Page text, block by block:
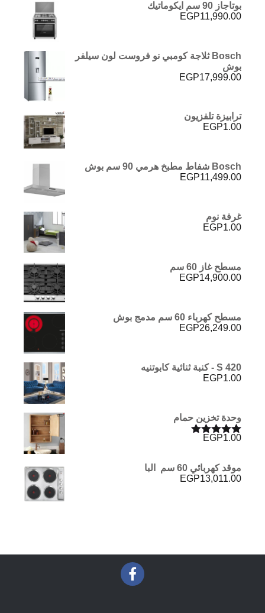
بوتاجاز 90 سم ايكوماتيك
EGP11,990.00
Bosch ثلاجة كومبي نو فروست لون سيلفر
بوش
EGP17,999.00
ترابيزة تلفزيون
EGP1.00
Bosch شفاط مطبخ هرمي 90 سم بوش
EGP11,499.00
غرفة نوم
EGP1.00
مسطح غاز 60 سم
EGP14,900.00
مسطح كهرباء 60 سم مدمج بوش
EGP26,249.00
S 420 - كنبة ثنائية كابوتنيه
EGP1.00
وحدة تخزين حمام
تم التقييم
EGP1.00
موقد كهربائي 60 سم البا
EGP13,011.00